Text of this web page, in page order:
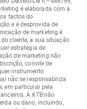
é elaborada com a
factos do
e é desprovida de
de marketing é
cliente, a sua situação
estratégia de
de marketing não
convite de
instrumento
não se responsabiliza
em particular pela
A XTB não
ou dano, incluindo,